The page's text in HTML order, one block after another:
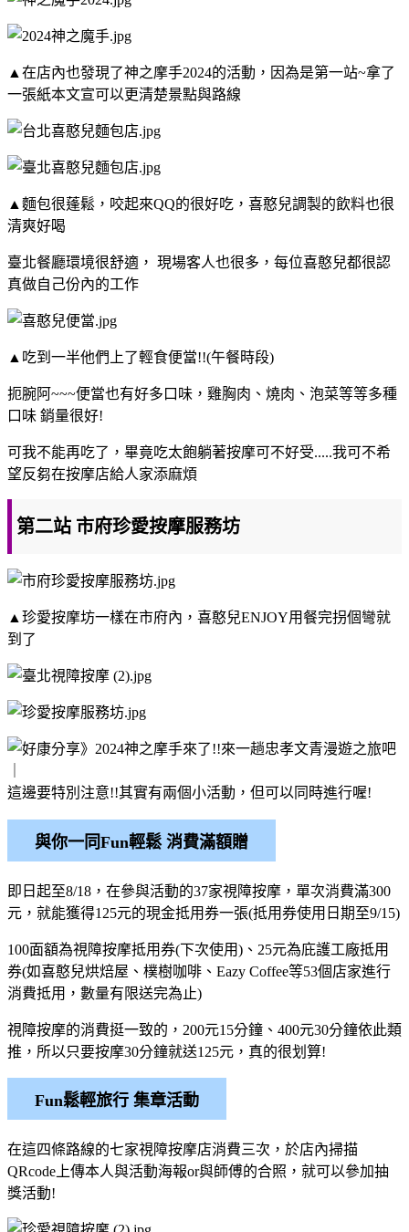
▲在店內也發現了神之摩手2024的活動，因為是第一站~拿了
一張紙本文宣可以更清楚景點與路線
▲麵包很蓬鬆，咬起來QQ的很好吃，喜憨兒調製的飲料也很
清爽好喝
臺北餐廳環境很舒適， 現場客人也很多，每位喜憨兒都很認
真做自己份內的工作
▲吃到一半他們上了輕食便當!!(午餐時段)
扼腕阿~~~便當也有好多口味，雞胸肉、燒肉、泡菜等等多種
口味 銷量很好!
可我不能再吃了，畢竟吃太飽躺著按摩可不好受.....我可不希
望反芻在按摩店給人家添麻煩
第二站 市府珍愛按摩服務坊
▲珍愛按摩坊一樣在市府內，喜憨兒ENJOY用餐完拐個彎就
到了
這邊要特別注意!!其實有兩個小活動，但可以同時進行喔!
與你一同Fun輕鬆 消費滿額贈
即日起至8/18，在參與活動的37家視障按摩，單次消費滿300
元，就能獲得125元的現金抵用券一張(抵用券使用日期至9/15)
100面額為視障按摩抵用券(下次使用)、25元為庇護工廠抵用
券(如喜憨兒烘焙屋、樸樹咖啡、Eazy Coffee等53個店家進行
消費抵用，數量有限送完為止)
視障按摩的消費挺一致的，200元15分鐘、400元30分鐘依此類
推，所以只要按摩30分鐘就送125元，真的很划算!
Fun鬆輕旅行 集章活動
在這四條路線的七家視障按摩店消費三次，於店內掃描
QRcode上傳本人與活動海報or與師傅的合照，就可以參加抽
獎活動!